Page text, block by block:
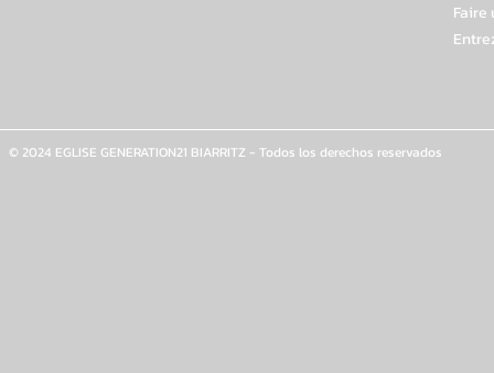
Faire
© 2024 EGLISE GENERATION21 BIARRITZ - Todos los derechos reservados